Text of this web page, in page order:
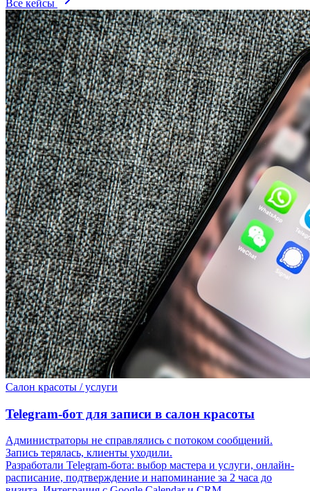
Все кейсы
Салон красоты / услуги
Telegram-бот для записи в салон красоты
Администраторы не справлялись с потоком сообщений.
Запись терялась, клиенты уходили.
Разработали Telegram-бота: выбор мастера и услуги, онлайн-
расписание, подтверждение и напоминание за 2 часа до